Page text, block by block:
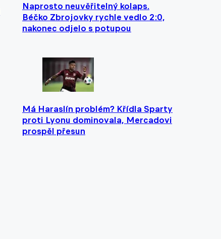
Naprosto neuvěřitelný kolaps.
Béčko Zbrojovky rychle vedlo 2:0,
nakonec odjelo s potupou
Má Haraslín problém? Křídla Sparty
proti Lyonu dominovala, Mercadovi
prospěl přesun